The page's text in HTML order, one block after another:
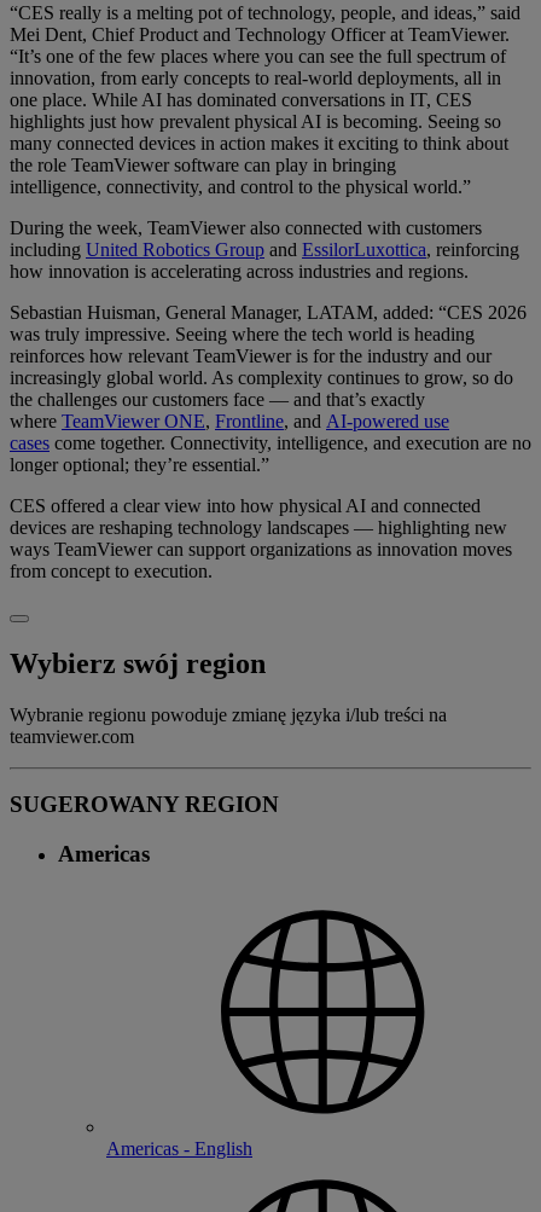
“CES really is a melting pot of technology, people, and ideas,” said
Mei Dent, Chief Product and Technology Officer at TeamViewer.
“It’s one of the few places where you can see the full spectrum of
innovation, from early concepts to real-world deployments, all in
one place. While AI has dominated conversations in IT, CES
highlights just how prevalent physical AI is becoming. Seeing so
many connected devices in action makes it exciting to think about
the role TeamViewer software can play in bringing
intelligence, connectivity, and control to the physical world.”
During the week, TeamViewer also connected with customers
including United Robotics Group and EssilorLuxottica, reinforcing
how innovation is accelerating across industries and regions.
Sebastian Huisman, General Manager, LATAM, added: “CES 2026
was truly impressive. Seeing where the tech world is heading
reinforces how relevant TeamViewer is for the industry and our
increasingly global world. As complexity continues to grow, so do
the challenges our customers face — and that’s exactly
where TeamViewer ONE, Frontline, and AI-powered use
cases come together. Connectivity, intelligence, and execution are no
longer optional; they’re essential.”
CES offered a clear view into how physical AI and connected
devices are reshaping technology landscapes — highlighting new
ways TeamViewer can support organizations as innovation moves
from concept to execution.
Wybierz swój region
Wybranie regionu powoduje zmianę języka i/lub treści na
teamviewer.com
SUGEROWANY REGION
Americas
Americas - English